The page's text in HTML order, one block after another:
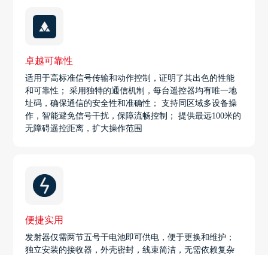
卓越可靠性
适用于高标准信号传输和动作控制，证明了其出色的性能
和可靠性； 采用独特的通信机制，每台遥控器均有唯一地
址码，确保通信的安全性和准确性； 支持同区域多设备操
作，智能避免信号干扰，保障流畅控制； 提供最远100米的
无障碍遥控距离，扩大操作范围
便捷实用
发射器仅需两节五号干电池即可供电，便于更换和维护；
独立安装的接收器，外壳密封，线束简洁，无需依赖复杂